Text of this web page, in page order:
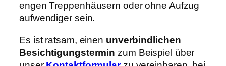
engen Treppenhäusern oder ohne Aufzug
aufwendiger sein.
Es ist ratsam, einen unverbindlichen
Besichtigungstermin zum Beispiel über